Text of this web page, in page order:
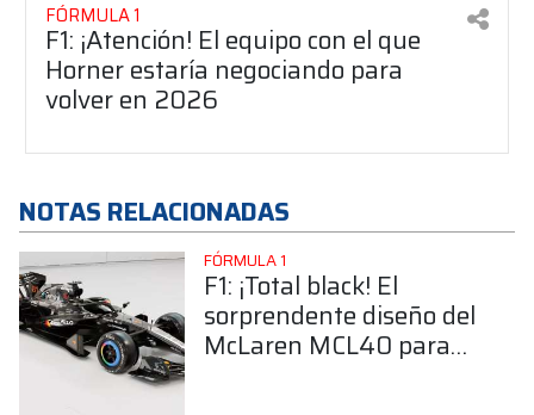
FÓRMULA 1
F1: ¡Atención! El equipo con el que
Horner estaría negociando para
volver en 2026
NOTAS RELACIONADAS
FÓRMULA 1
F1: ¡Total black! El
sorprendente diseño del
McLaren MCL40 para